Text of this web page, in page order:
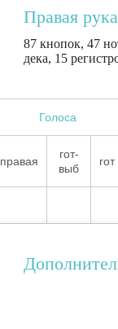
Правая
87 кнопок, 47
дека, 15
Голоса
правая
гот-
выб
гот